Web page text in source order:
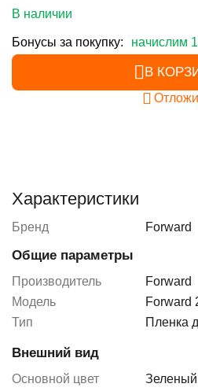
В наличии
Бонусы за покупку: начислим
В
Характеристики
Бренд Forward
Общие параметры
Производитель
Forward
Модель
Forward
Тип
Пленка
Внешний вид
Основной цвет
Зеленый